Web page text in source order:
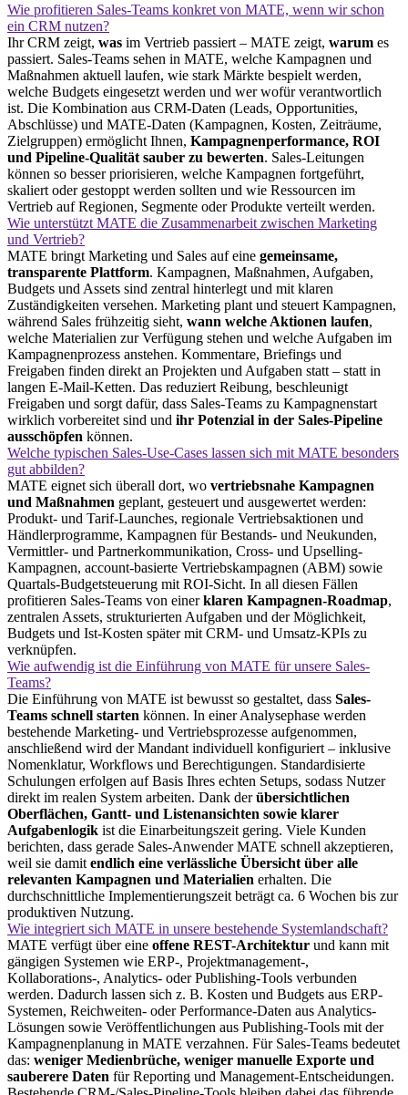
Wie profitieren Sales-Teams konkret von MATE, wenn wir schon
ein CRM nutzen?
Ihr CRM zeigt, was im Vertrieb passiert – MATE zeigt, warum es
passiert. Sales-Teams sehen in MATE, welche Kampagnen und
Maßnahmen aktuell laufen, wie stark Märkte bespielt werden,
welche Budgets eingesetzt werden und wer wofür verantwortlich
ist. Die Kombination aus CRM-Daten (Leads, Opportunities,
Abschlüsse) und MATE-Daten (Kampagnen, Kosten, Zeiträume,
Zielgruppen) ermöglicht Ihnen, Kampagnenperformance, ROI
und Pipeline-Qualität sauber zu bewerten. Sales-Leitungen
können so besser priorisieren, welche Kampagnen fortgeführt,
skaliert oder gestoppt werden sollten und wie Ressourcen im
Vertrieb auf Regionen, Segmente oder Produkte verteilt werden.
Wie unterstützt MATE die Zusammenarbeit zwischen Marketing
und Vertrieb?
MATE bringt Marketing und Sales auf eine gemeinsame,
transparente Plattform. Kampagnen, Maßnahmen, Aufgaben,
Budgets und Assets sind zentral hinterlegt und mit klaren
Zuständigkeiten versehen. Marketing plant und steuert Kampagnen,
während Sales frühzeitig sieht, wann welche Aktionen laufen,
welche Materialien zur Verfügung stehen und welche Aufgaben im
Kampagnenprozess anstehen. Kommentare, Briefings und
Freigaben finden direkt an Projekten und Aufgaben statt – statt in
langen E‑Mail-Ketten. Das reduziert Reibung, beschleunigt
Freigaben und sorgt dafür, dass Sales-Teams zu Kampagnenstart
wirklich vorbereitet sind und ihr Potenzial in der Sales-Pipeline
ausschöpfen können.
Welche typischen Sales-Use-Cases lassen sich mit MATE besonders
gut abbilden?
MATE eignet sich überall dort, wo vertriebsnahe Kampagnen
und Maßnahmen geplant, gesteuert und ausgewertet werden:
Produkt‑ und Tarif-Launches, regionale Vertriebsaktionen und
Händlerprogramme, Kampagnen für Bestands- und Neukunden,
Vermittler- und Partnerkommunikation, Cross‑ und Upselling-
Kampagnen, account-basierte Vertriebskampagnen (ABM) sowie
Quartals-Budgetsteuerung mit ROI-Sicht. In all diesen Fällen
profitieren Sales-Teams von einerklaren Kampagnen-Roadmap,
zentralen Assets, strukturierten Aufgaben und der Möglichkeit,
Budgets und Ist-Kosten später mit CRM- und Umsatz-KPIs zu
verknüpfen.
Wie aufwendig ist die Einführung von MATE für unsere Sales-
Teams?
Die Einführung von MATE ist bewusst so gestaltet, dass Sales-
Teams schnell starten können. In einer Analysephase werden
bestehende Marketing- und Vertriebsprozesse aufgenommen,
anschließend wird der Mandant individuell konfiguriert – inklusive
Nomenklatur, Workflows und Berechtigungen. Standardisierte
Schulungen erfolgen auf Basis Ihres echten Setups, sodass Nutzer
direkt im realen System arbeiten. Dank derübersichtlichen
Oberflächen, Gantt- und Listenansichten sowie klarer
Aufgabenlogik ist die Einarbeitungszeit gering. Viele Kunden
berichten, dass gerade Sales-Anwender MATE schnell akzeptieren,
weil sie damit endlich eine verlässliche Übersicht über alle
relevanten Kampagnen und Materialien erhalten. Die
durchschnittliche Implementierungszeit beträgt ca. 6 Wochen bis zur
produktiven Nutzung.
Wie integriert sich MATE in unsere bestehende Systemlandschaft?
MATE verfügt über eine offene REST-Architektur und kann mit
gängigen Systemen wie ERP-, Projektmanagement-,
Kollaborations-, Analytics- oder Publishing-Tools verbunden
werden. Dadurch lassen sich z. B. Kosten und Budgets aus ERP-
Systemen, Reichweiten- oder Performance-Daten aus Analytics-
Lösungen sowie Veröffentlichungen aus Publishing-Tools mit der
Kampagnenplanung in MATE verzahnen. Für Sales-Teams bedeutet
das: weniger Medienbrüche, weniger manuelle Exporte und
sauberere Daten für Reporting und Management-Entscheidungen.